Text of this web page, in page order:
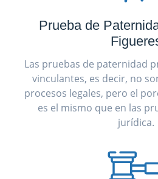
Prueba de
Las pruebas de paternidad
vinculantes, es decir, no
procesos legales, pero el
es el mismo que en las
jurídica.